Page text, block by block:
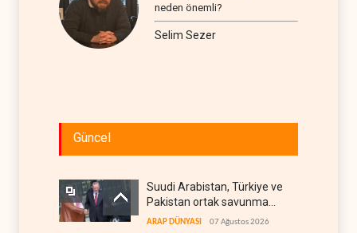
neden önemli?
Selim Sezer
Güncel
Suudi Arabistan, Türkiye ve
Pakistan ortak savunma
anlaşması imzaladı
ARAP DÜNYASI 07 Ağustos 2026